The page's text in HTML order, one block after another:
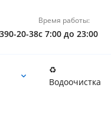
20-38
Время работы:
с 7:00 до 23:00
♻️
Водоочистка